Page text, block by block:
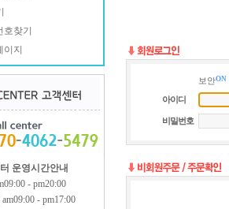
호찾기
이지
운영시간안내
- pm20:00
- pm17:00
보안ON
아이디
비밀번호